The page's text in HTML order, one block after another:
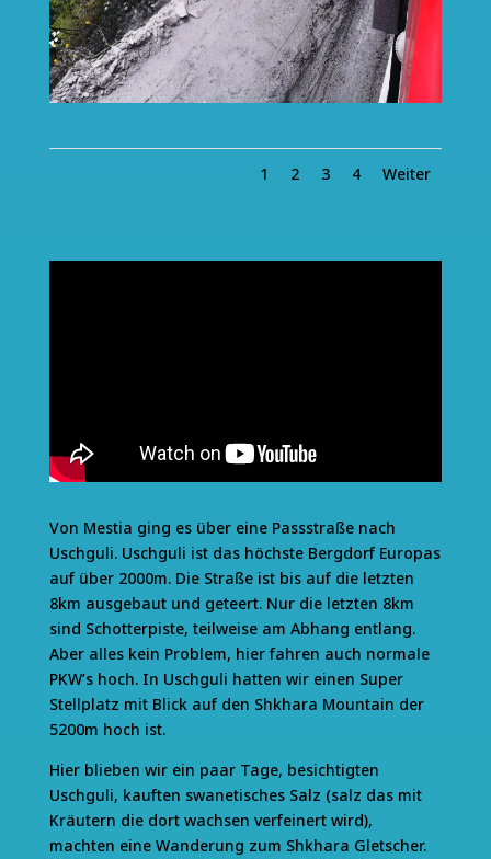
1 2 3 4 Weiter
Von Mestia ging es über eine Passstraße nach
Uschguli. Uschguli ist das höchste Bergdorf Europas
auf über 2000m. Die Straße ist bis auf die letzten
8km ausgebaut und geteert. Nur die letzten 8km
sind Schotterpiste, teilweise am Abhang entlang.
Aber alles kein Problem, hier fahren auch normale
PKW’s hoch. In Uschguli hatten wir einen Super
Stellplatz mit Blick auf den Shkhara Mountain der
5200m hoch ist.
Hier blieben wir ein paar Tage, besichtigten
Uschguli, kauften swanetisches Salz (salz das mit
Kräutern die dort wachsen verfeinert wird),
machten eine Wanderung zum Shkhara Gletscher.